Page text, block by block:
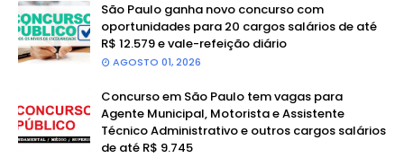
São Paulo ganha novo concurso com
oportunidades para 20 cargos salários de até
R$ 12.579 e vale-refeição diário
AGOSTO 01, 2026
Concurso em São Paulo tem vagas para
Agente Municipal, Motorista e Assistente
Técnico Administrativo e outros cargos salários
de até R$ 9.745